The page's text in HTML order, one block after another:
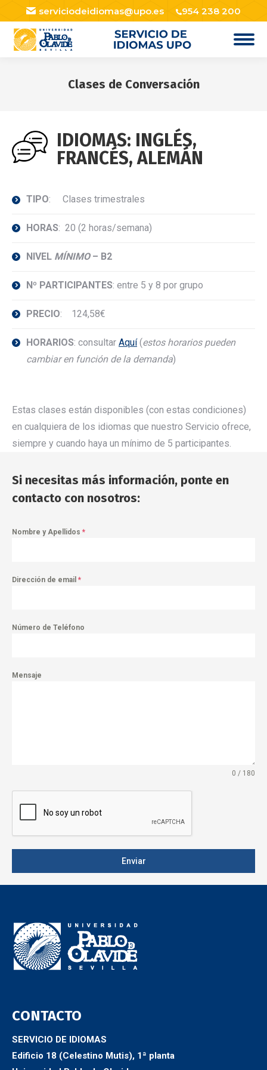
serviciodeidiomas@upo.es 954 238 200
Clases de Conversación
IDIOMAS: INGLÉS,
FRANCÉS, ALEMÁN
TIPO: Clases trimestrales
HORAS: 20 (2 horas/semana)
NIVEL MÍNIMO– B2
Nº PARTICIPANTES: entre 5 y 8 por grupo
PRECIO: 124,58€
HORARIOS: consultar Aquí(estos horarios pueden
cambiar en función de la demanda)
Estas clases están disponibles (con estas condiciones)
en cualquiera de los idiomas que nuestro Servicio ofrece,
siempre y cuando haya un mínimo de 5 participantes.
Si necesitas más información, ponte en
contacto con nosotros:
Nombre y Apellidos *
Dirección de email *
Número de Teléfono
Mensaje
0 / 180
Enviar
CONTACTO
SERVICIO DE IDIOMAS
Edificio 18 (Celestino Mutis), 1ª planta